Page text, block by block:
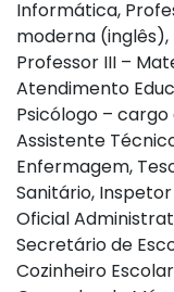
Informática,
moderna (inglês),
Professor III –
Atendimento
Psicólogo –
Assistente
Enfermagem,
Sanitário,
Oficial
Secretário de
Cozinheiro